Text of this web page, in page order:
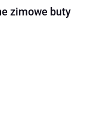
zimowe buty